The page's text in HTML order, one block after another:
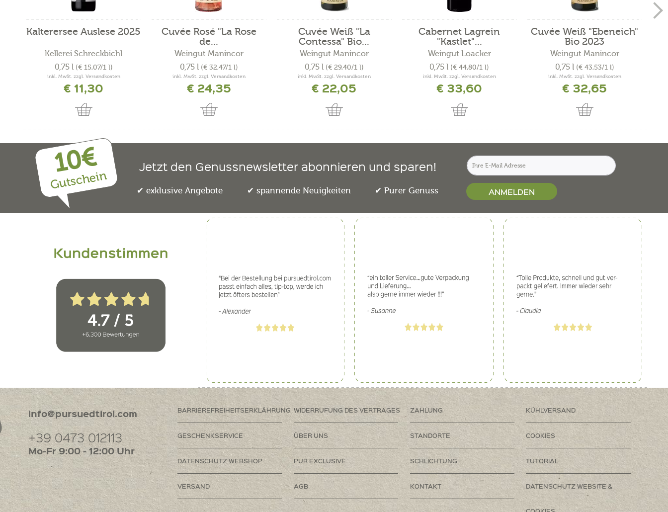
Kalterersee Auslese 2025
Kellerei Schreckbichl
0,75 l (€ 15,07/1 l)
inkl. MwSt. zzgl. Versandkosten
€ 11,30
Cuvée Rosé "La Rose
de...
Weingut Manincor
0,75 l (€ 32,47/1 l)
inkl. MwSt. zzgl. Versandkosten
€ 24,35
Cuvée Weiß "La
Contessa" Bio...
Weingut Manincor
0,75 l (€ 29,40/1 l)
inkl. MwSt. zzgl. Versandkosten
€ 22,05
Cabernet Lagrein
"Kastlet"...
Weingut Loacker
0,75 l (€ 44,80/1 l)
inkl. MwSt. zzgl. Versandkosten
€ 33,60
Cuvée Weiß "Ebeneich"
Bio 2023
Weingut Manincor
0,75 l (€ 43,53/1 l)
inkl. MwSt. zzgl. Versandkosten
€ 32,65
10€
Gutschein
Jetzt den Genussnewsletter abonnieren und sparen!
exklusive Angebote spannende Neuigkeiten Purer Genuss ANMELDEN
info@pursuedtirol.com
+39 0473 012113
Mo-Fr 9:00 - 12:00 Uhr
BARRIEREFREIHEITSERKLÄHRUNG WIDERRUFUNG DES VERTRAGES ZAHLUNG KÜHLVERSAND
GESCHENKSERVICE ÜBER UNS STANDORTE COOKIES
DATENSCHUTZ WEBSHOP PUR EXCLUSIVE SCHLICHTUNG TUTORIAL
VERSAND AGB KONTAKT DATENSCHUTZ WEBSITE &